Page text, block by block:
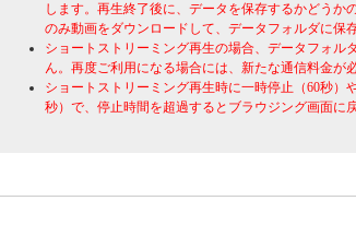
します。再生終了後に、データを保存するかどうか
のみ動画をダウンロードして、データフォルダに保
ショートストリーミング再生の場合、データフォル
ん。再度ご利用になる場合には、新たな通信料金が
ショートストリーミング再生時に一時停止（60秒）
秒）で、停止時間を超過するとブラウジング画面に戻